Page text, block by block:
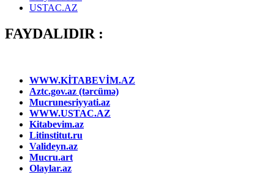
USTAC.AZ
FAYDALIDIR :
WWW.KİTABEVİM.AZ
Aztc.gov.az (tərcümə)
Mucrunesriyyati.az
WWW.USTAC.AZ
Kitabevim.az
Litinstitut.ru
Valideyn.az
Mucru.art
Olaylar.az